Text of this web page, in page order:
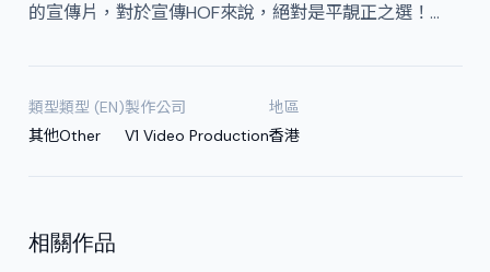
的宣傳片，對於宣傳HOF來說，絕對是平靚正之選！…
類型
其他
類型 (EN)
Other
製作公司
V1 Video Production
地區
香港
相關作品